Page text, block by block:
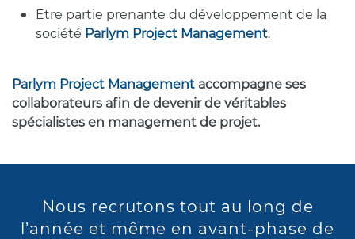
Etre partie prenante du développement de la
société Parlym Project Management.
Parlym Project Management accompagne ses
collaborateurs afin de devenir de véritables
spécialistes en management de projet.
Nous recrutons tout au long de
l’année et même en avant-phase de